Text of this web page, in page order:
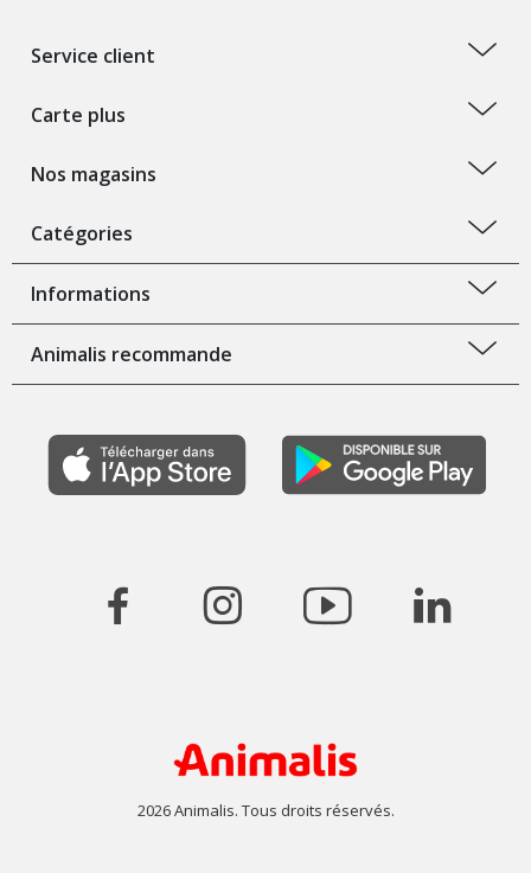
Service client
Carte plus
Nos magasins
Catégories
Informations
Animalis recommande
2026 Animalis. Tous droits réservés.